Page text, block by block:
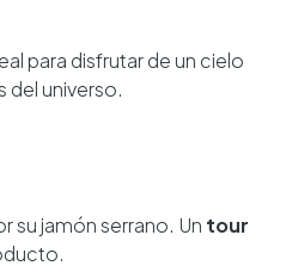
para disfrutar de un cielo
universo.
su jamón serrano. Un tour